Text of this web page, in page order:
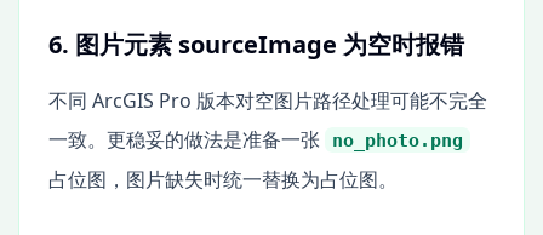
6. 图片元素 sourceImage 为空时报错
不同 ArcGIS Pro 版本对空图片路径处理可能不完全
一致。更稳妥的做法是准备一张
no_photo.png
占位图，图片缺失时统一替换为占位图。